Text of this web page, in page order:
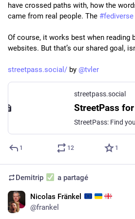
have crossed paths with, how the
came from real people. The #fediverse
Of course, it works best when reading
websites. But that’s our shared goal,
streetpass.social/ by @tvler
streetpass.social
StreetPass for
StreetPass: Find
1 12 1
Demitrip a partagé
Nicolas Fränkel
@frankel